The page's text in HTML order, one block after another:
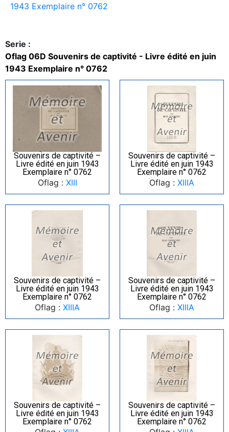
1943 Exemplaire n° 0762
Serie :
Oflag 06D Souvenirs de captivité - Livre édité en juin
1943 Exemplaire n° 0762
Souvenirs de captivité –
Livre édité en juin 1943
Exemplaire n° 0762
Oflag : XIII
Souvenirs de captivité –
Livre édité en juin 1943
Exemplaire n° 0762
Oflag : XIIIA
Souvenirs de captivité –
Livre édité en juin 1943
Exemplaire n° 0762
Oflag : XIIIA
Souvenirs de captivité –
Livre édité en juin 1943
Exemplaire n° 0762
Oflag : XIIIA
Souvenirs de captivité –
Livre édité en juin 1943
Exemplaire n° 0762
Souvenirs de captivité –
Livre édité en juin 1943
Exemplaire n° 0762